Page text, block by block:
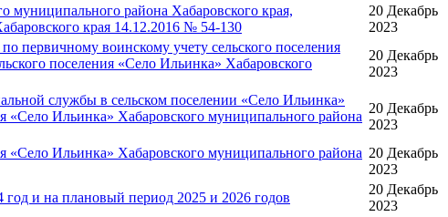
района Хабаровского края,
края 14.12.2016 № 54-130
20 Декабрь
2023
первичному воинскому учету сельского поселения
поселения «Село Ильинка» Хабаровского
20 Декабрь
2023
службы в сельском поселении «Село Ильинка»
«Село Ильинка» Хабаровского муниципального района
20 Декабрь
2023
Ильинка» Хабаровского муниципального района 20 Декабрь
2023
и на плановый период 2025 и 2026 годов
20 Декабрь
2023